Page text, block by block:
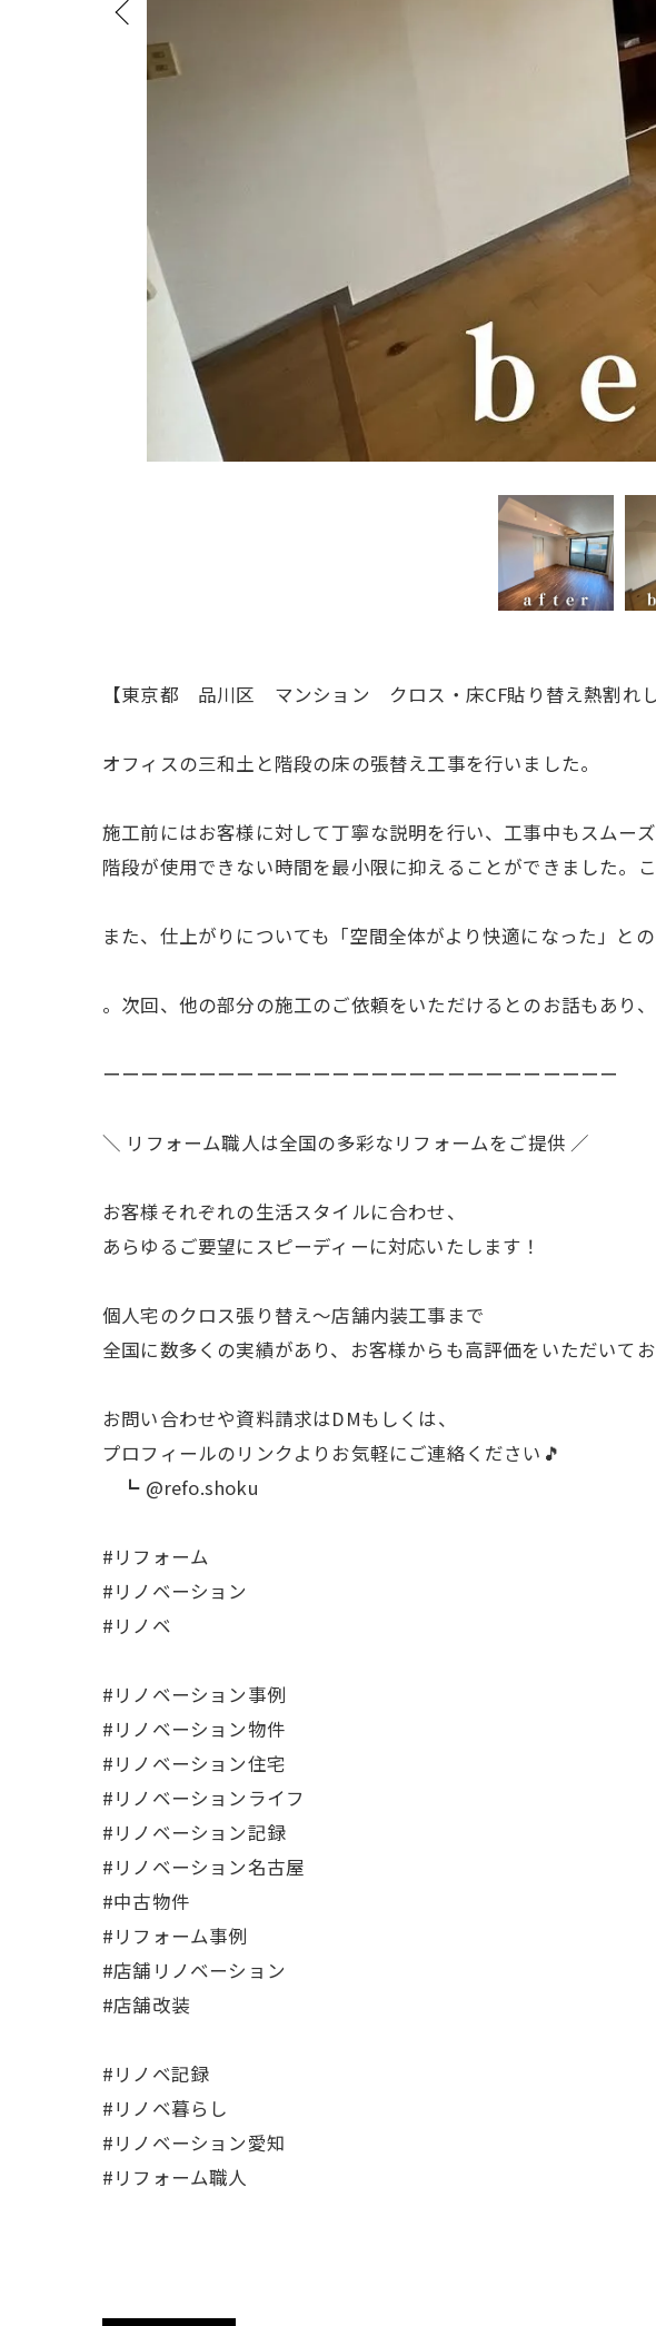
【東京都 品川区 マンション クロス・床CF貼り替え熱割れし
オフィスの三和土と階段の床の張替え工事を行いました。
施工前にはお客様に対して丁寧な説明を行い、工事中もスムーズ
階段が使用できない時間を最小限に抑えることができました。
また、仕上がりについても「空間全体がより快適になった」と
。次回、他の部分の施工のご依頼をいただけるとのお話もあり
ーーーーーーーーーーーーーーーーーーーーーーーーーーー
＼ リフォーム職人は全国の多彩なリフォームをご提供 ／
お客様それぞれの生活スタイルに合わせ、
あらゆるご要望にスピーディーに対応いたします！
個人宅のクロス張り替え〜店舗内装工事まで
全国に数多くの実績があり、お客様からも高評価をいただいて
お問い合わせや資料請求はDMもしくは、
プロフィールのリンクよりお気軽にご連絡ください🎵
┗ @refo.shoku
#リフォーム
#リノベーション
#リノベ
#リノベーション事例
#リノベーション物件
#リノベーション住宅
#リノベーションライフ
#リノベーション記録
#リノベーション名古屋
#中古物件
#リフォーム事例
#店舗リノベーション
#店舗改装
#リノベ記録
#リノベ暮らし
#リノベーション愛知
#リフォーム職人